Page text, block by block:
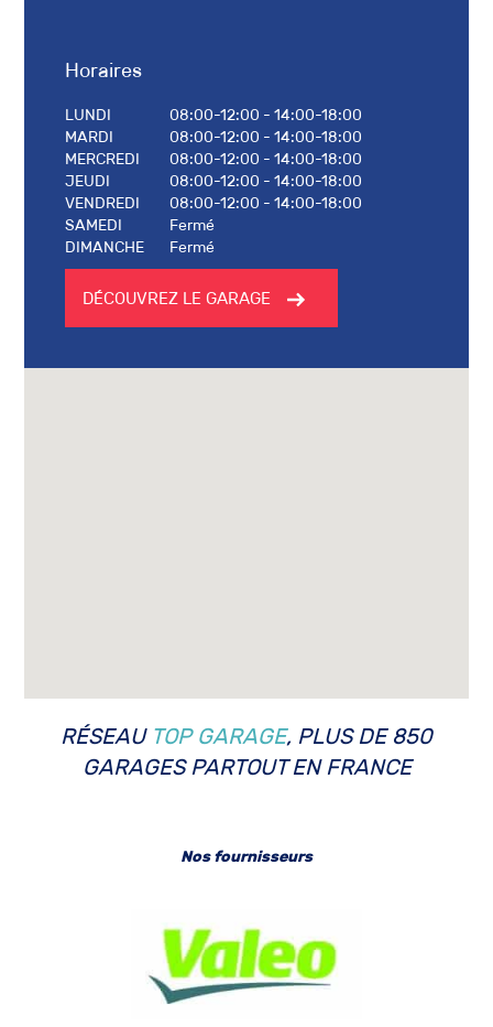
Horaires
LUNDI
08:00-12:00 - 14:00-18:00
MARDI
08:00-12:00 - 14:00-18:00
MERCREDI
08:00-12:00 - 14:00-18:00
JEUDI
08:00-12:00 - 14:00-18:00
VENDREDI
08:00-12:00 - 14:00-18:00
SAMEDI
Fermé
DIMANCHE
Fermé
DÉCOUVREZ LE GARAGE
RÉSEAU TOP GARAGE, PLUS DE 850
GARAGES PARTOUT EN FRANCE
Nos fournisseurs